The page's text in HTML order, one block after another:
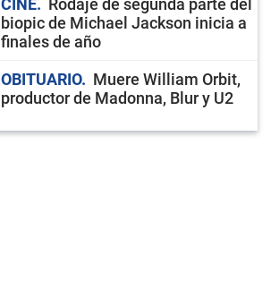
CINE
Rodaje de segunda parte del
biopic de Michael Jackson inicia a
finales de año
OBITUARIO
Muere William Orbit,
productor de Madonna, Blur y U2